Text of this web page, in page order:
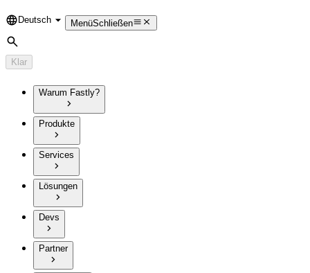
Language
Deutsch MenüSchließen
Suche
Klar
Warum Fastly?
Produkte
Services
Lösungen
Devs
Partner